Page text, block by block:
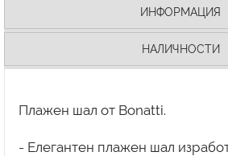
ИНФОРМАЦИЯ
НАЛИЧНОСТИ
Плажен шал от Bonatti.
- Елегантен плажен шал